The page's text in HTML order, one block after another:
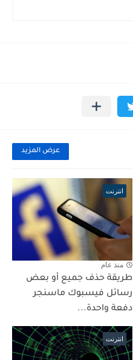
عرض المزيد
انترنت
منذ عام
طريقة حذف جميع أو بعض
رسائل فيسبوك ماسنجر
دفعة واحدة...
انترنت